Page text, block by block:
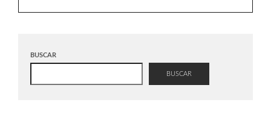
BUSCAR
BUSCAR